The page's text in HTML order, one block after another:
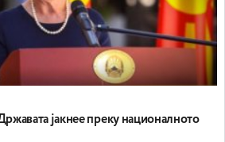
јакнее преку националното